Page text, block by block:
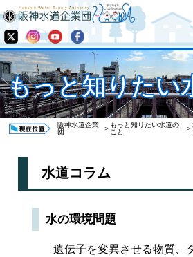
もっと知りたい
阪神水道企業
団
＞もっと知りたい水道の
こと
＞
水道コラム
水の環境問題
遺伝子を変異させる物質、